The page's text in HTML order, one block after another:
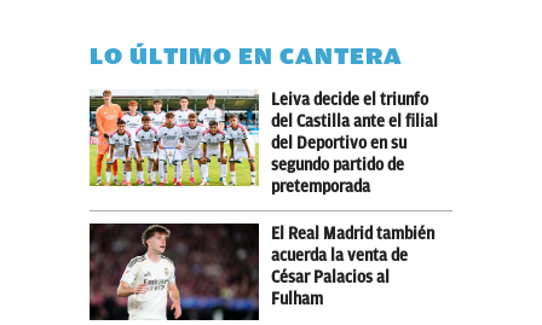
LO ÚLTIMO EN CANTERA
Leiva decide el triunfo
del Castilla ante el filial
del Deportivo en su
segundo partido de
pretemporada
El Real Madrid también
acuerda la venta de
César Palacios al
Fulham